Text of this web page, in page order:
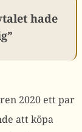
hade
2020 ett par
att köpa